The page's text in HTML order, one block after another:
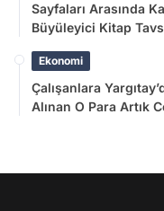
Sayfaları Arasında
Büyüleyici Kitap
Ekonomi
Çalışanlara
Alınan O Para Artık